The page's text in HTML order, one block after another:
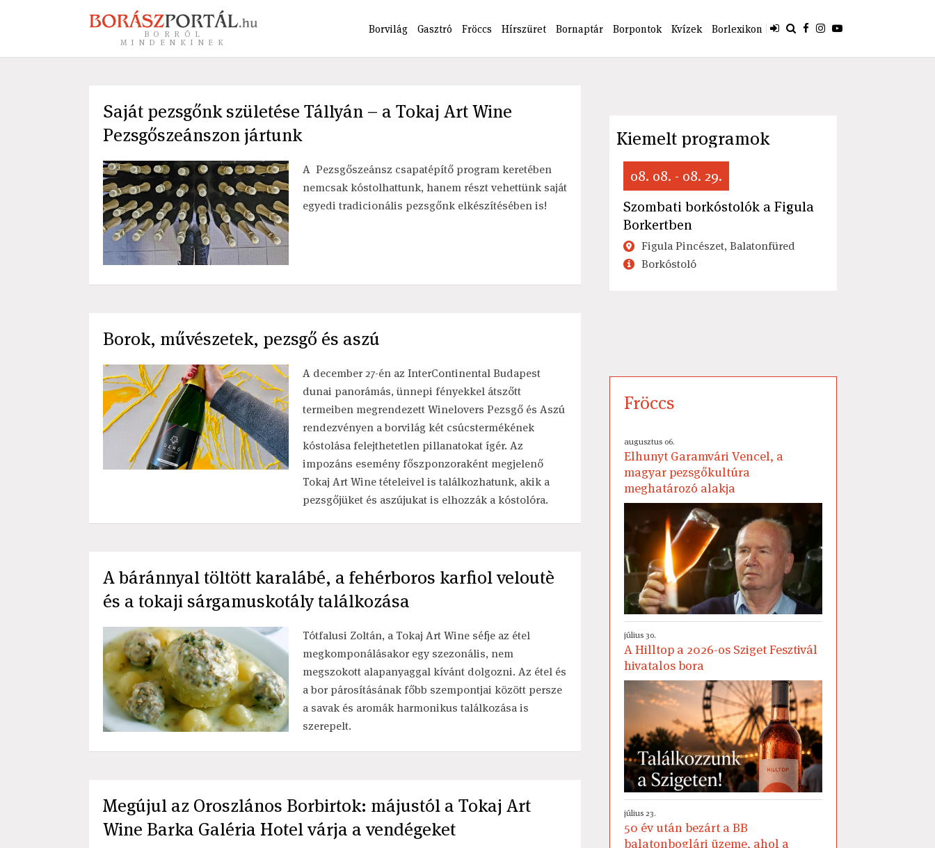
BORRÓL
MINDENKINEK
Borvilág Gasztró Fröccs Hírszüret Bornaptár Borpontok Kvízek Borlexikon
Saját pezsgőnk születése Tállyán – a Tokaj Art Wine
Pezsgőszeánszon jártunk
A Pezsgőszeánsz csapatépítő program keretében
nemcsak kóstolhattunk, hanem részt vehettünk saját
egyedi tradicionális pezsgőnk elkészítésében is!
Borok, művészetek, pezsgő és aszú
A december 27-én az InterContinental Budapest
dunai panorámás, ünnepi fényekkel átszőtt
termeiben megrendezett Winelovers Pezsgő és Aszú
rendezvényen a borvilág két csúcstermékének
kóstolása felejthetetlen pillanatokat ígér. Az
impozáns esemény főszponzoraként megjelenő
Tokaj Art Wine tételeivel is találkozhatunk, akik a
pezsgőjüket és aszújukat is elhozzák a kóstolóra.
A báránnyal töltött karalábé, a fehérboros karfiol veloutè
és a tokaji sárgamuskotály találkozása
Tótfalusi Zoltán, a Tokaj Art Wine séfje az étel
megkomponálásakor egy szezonális, nem
megszokott alapanyaggal kívánt dolgozni. Az étel és
a bor párosításának főbb szempontjai között persze
a savak és aromák harmonikus találkozása is
szerepelt.
Megújul az Oroszlános Borbirtok: májustól a Tokaj Art
Wine Barka Galéria Hotel várja a vendégeket
Kiemelt programok
08. 08. - 08. 29.
Szombati borkóstolók a Figula
Borkertben
Figula Pincészet, Balatonfüred
Borkóstoló
Fröccs
augusztus 06.
Elhunyt Garamvári Vencel, a
magyar pezsgőkultúra
meghatározó alakja
július 30.
A Hilltop a 2026-os Sziget Fesztivál
hivatalos bora
július 23.
50 év után bezárt a BB
balatonboglári üzeme, ahol a